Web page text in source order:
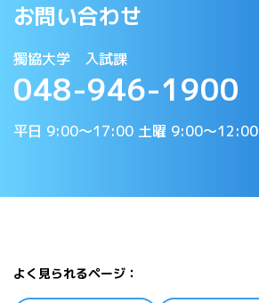
お問い合わせ
獨協大学 入試課
048-946-1900
平日 9:00〜17:00 土曜 9:00〜12:00
よく見られるページ